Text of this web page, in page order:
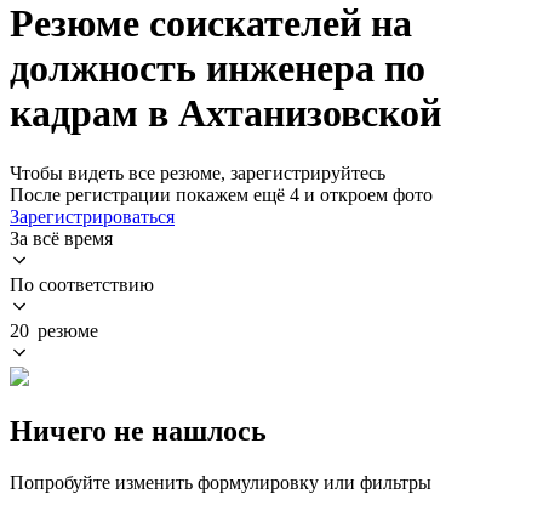
Резюме соискателей на
должность инженера по
кадрам в Ахтанизовской
Чтобы видеть все резюме, зарегистрируйтесь
После регистрации покажем ещё 4 и откроем фото
Зарегистрироваться
За всё время
По соответствию
20 резюме
Ничего не нашлось
Попробуйте изменить формулировку или фильтры